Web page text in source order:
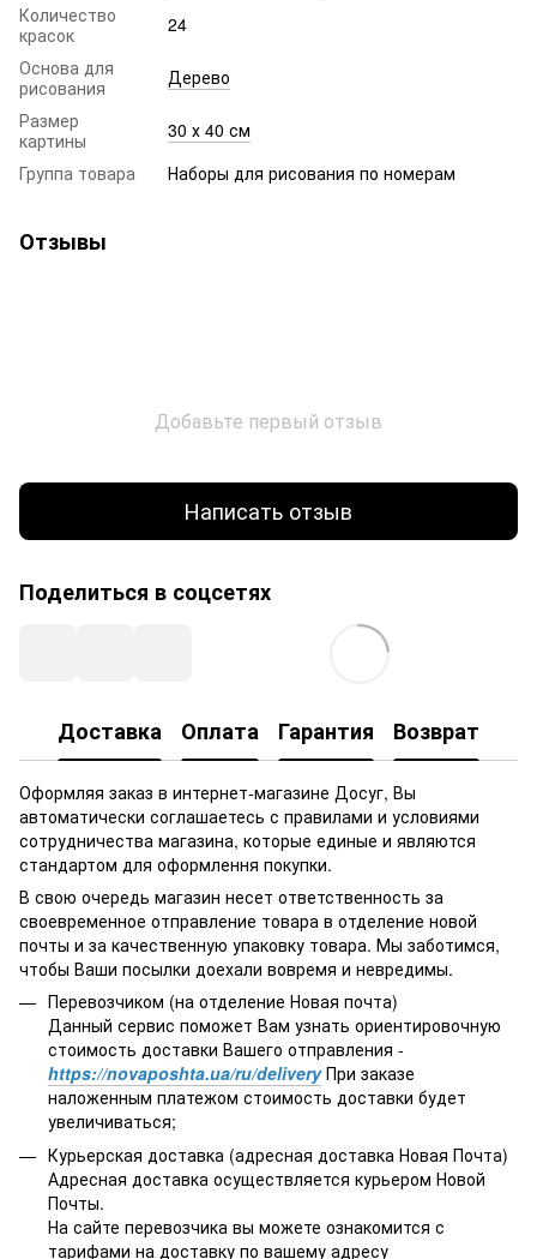
Количество
красок
24
Основа для
рисования
Дерево
Размер
картины
30 х 40 см
Группа товара
Наборы для рисования по номерам
Отзывы
Добавьте первый отзыв
Написать отзыв
Поделиться в соцсетях
Доставка Оплата Гарантия Возврат
Оформляя заказ в интернет-магазине Досуг, Вы
автоматически соглашаетесь с правилами и условиями
сотрудничества магазина, которые единые и являются
стандартом для оформлення покупки.
В свою очередь магазин несет ответственность за
своевременное отправление товара в отделение новой
почты и за качественную упаковку товара. Мы заботимся,
чтобы Ваши посылки доехали вовремя и невредимы.
Перевозчиком (на отделение Новая почта)
Данный сервис поможет Вам узнать ориентировочную
стоимость доставки Вашего отправления -
https://novaposhta.ua/ru/deliveryПри заказе
наложенным платежом стоимость доставки будет
увеличиваться;
Курьерская доставка (адресная доставка Новая Почта)
Адресная доставка осуществляется курьером Новой
Почты.
На сайте перевозчика вы можете ознакомится с
тарифами на доставку по вашему адресу